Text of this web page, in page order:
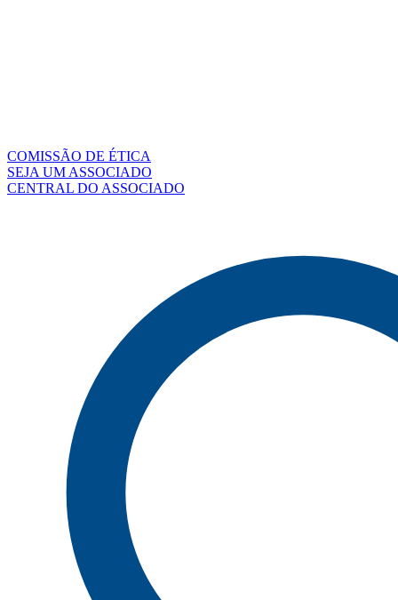
COMISSÃO DE ÉTICA
SEJA UM ASSOCIADO
CENTRAL DO ASSOCIADO